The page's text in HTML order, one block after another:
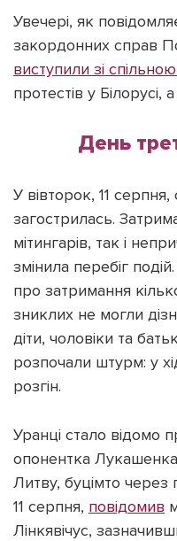
Увечері, як
закордонних справ
виступили зі
протестів у
День
У вівторок, 11 серпня,
загострилась.
мітингарів, так і
змінила перебіг
про затримання
зниклих не могли
діти, чоловіки та
розпочали штурм: у
розгін.
Уранці стало відомо
опонентка Лукашенка
Литву, буцімто через
11 серпня, повідомив
Лінкявічус,